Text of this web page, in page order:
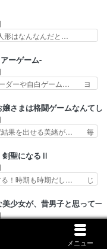
メニュー
ために役割を超越する
スのお陰で他の勇者達も
、タバコを生産… ここう
言ってくれて… おかし
きの陰に支配… ヤクねこ
切なくなっ… 普段は選別
なんか今日はかなり一
先週と比べてまだまとも
人形はなんなんだと…
に継承されている… ダラ
いの話やはりダ… ダラさ
恐ろしいは人… 第５話感
?の礼とし… 第５話感
てるのね… こんなデカイ
！？姉… ダラさん、人型
…
ーゲーム-
ーダーや自白ゲーム… ヨ
、夜の国も同じ… ご視聴
来週もよろし… 握った◯
であるプレ… ヨコヤの頭
理を利用… 夜の国のヨコ
化、… やはりヨコヤいい
流… 役で出演いたしまし
…
さまは格闘ゲームなんてし
結果を出せる美緒が… 毎
るとやる気無く… テー
想は、美緒がテ… すげー
……。女性声優… 深夜の格
がよっぽど… 真剣に授業
緒ちゃ… 受験勉強と戦闘
w美… 勉強嫌いでバトル
…
剣聖になるⅡ
る！時期も時期だし… じ
まってると思う… クル
イと一緒におっ… 帰省、
順番的には確… 父親から
アの退治の… ここでヘン
のが変で… ・ベリル、実
少女が、昔男子と思って一
わず帰るのかよハン… 春
ゃ可愛いぞ！！！… どう